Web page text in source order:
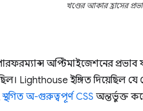
খণ্ডের আকার হ্রাসের
অপ্টিমাইজেশনের
Lighthouse ইঙ্গিত দিয়েছিল যে
স্থগিত অ-গুরুত্বপূর্ণ CSS অন্তর্ভুক্ত